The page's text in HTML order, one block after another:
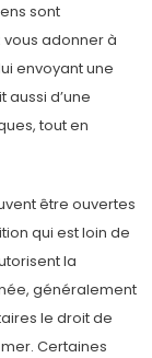
sont
adonner à
envoyant une
aussi d’une
tout en
être ouvertes
qui est loin de
la
généralement
le droit de
Certaines